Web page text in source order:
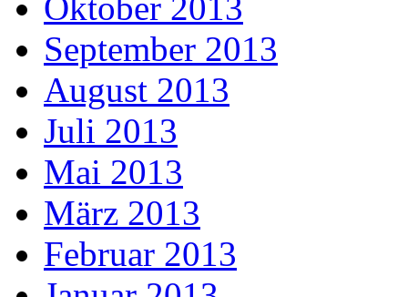
Oktober 2013
September 2013
August 2013
Juli 2013
Mai 2013
März 2013
Februar 2013